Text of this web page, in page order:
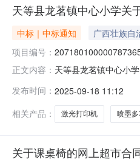
天等县龙茗镇中心小学关
中标｜中标通知 广西壮族自
项目编号：
正文内容： 天等县龙茗镇中心小
联系电话
发布时间： 2025-09-18 11:12
相关产品：
激光打印机 喷墨
关于课桌椅的网上超市合